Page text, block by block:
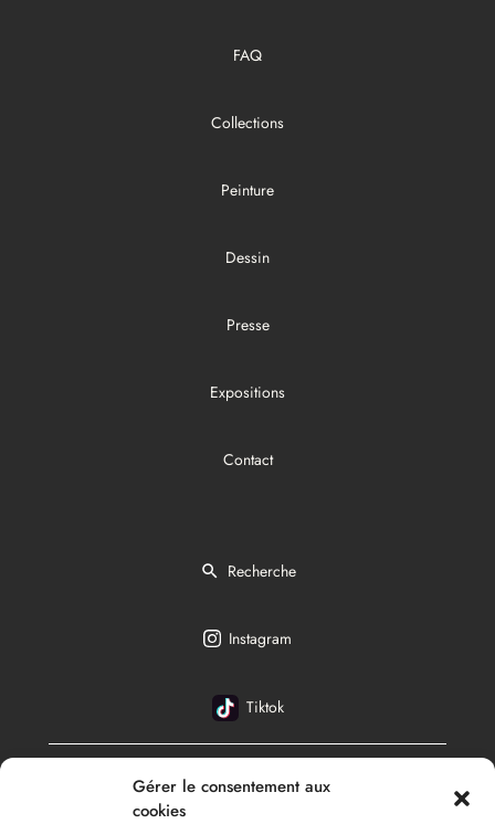
Gérer le consentement aux
cookies
FAQ
Collections
Peinture
Dessin
Presse
Expositions
Contact
Recherche
Instagram
Tiktok